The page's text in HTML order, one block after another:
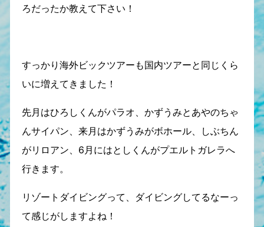
ろだったか教えて下さい！
すっかり海外ビックツアーも国内ツアーと同じくら
いに増えてきました！
先月はひろしくんがパラオ、かずうみとあやのちゃ
んサイパン、来月はかずうみがボホール、しぶちん
がリロアン、6月にはとしくんがプエルトガレラへ
行きます。
リゾートダイビングって、ダイビングしてるなーっ
て感じがしますよね！